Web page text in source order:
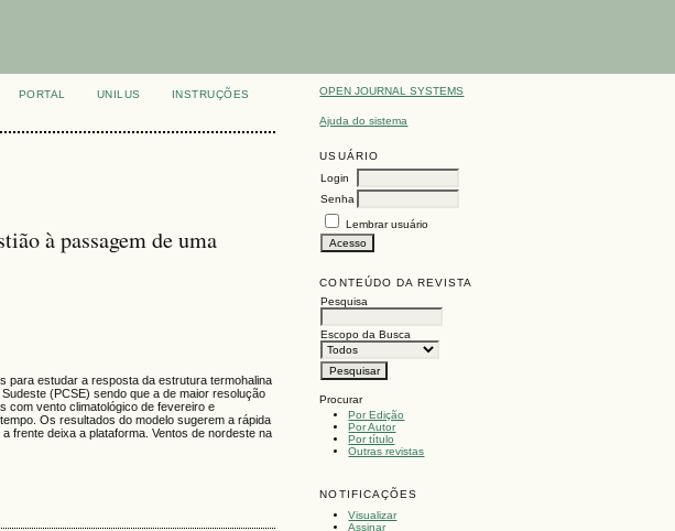
OPEN JOURNAL SYSTEMS
Ajuda do sistema
USUÁRIO
Login
Senha
Lembrar usuário
CONTEÚDO DA REVISTA
Pesquisa
Escopo da Busca
Procurar
Por Edição
Por Autor
Por título
Outras revistas
NOTIFICAÇÕES
Visualizar
Assinar
PORTAL UNILUS
INSTRUÇÕES
à passagem de uma
para estudar a resposta da estrutura termohalina
(PCSE) sendo que a de maior resolução
com vento climatológico de fevereiro e
Os resultados do modelo sugerem a rápida
frente deixa a plataforma. Ventos de nordeste na